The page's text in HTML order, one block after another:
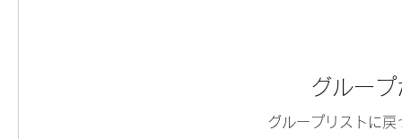
グルー
グループリストに